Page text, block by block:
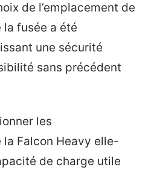
de l’emplacement de
fusée a été
une sécurité
sans précédent
les
Falcon Heavy elle-
de charge utile